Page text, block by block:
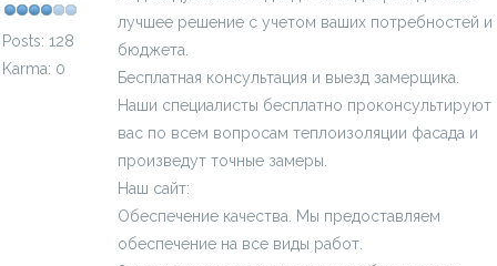
Posts: 128
Karma: 0
лучшее решение с учетом ваших потребностей и
бюджета.
Бесплатная консультация и выезд замерщика.
Наши специалисты бесплатно проконсультируют
вас по всем вопросам теплоизоляции фасада и
произведут точные замеры.
Наш сайт:
Обеспечение качества. Мы предоставляем
обеспечение на все виды работ.